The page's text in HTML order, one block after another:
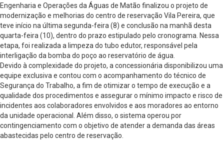
Engenharia e Operações da Águas de Matão finalizou o projeto de
modernização e melhorias do centro de reservação Vila Pereira, que
teve início na última segunda-feira (8) e conclusão na manhã desta
quarta-feira (10), dentro do prazo estipulado pelo cronograma. Nessa
etapa, foi realizada a limpeza do tubo edutor, responsável pela
interligação da bomba do poço ao reservatório de água.
Devido à complexidade do projeto, a concessionária disponibilizou uma
equipe exclusiva e contou com o acompanhamento do técnico de
Segurança do Trabalho, a fim de otimizar o tempo de execução e a
qualidade dos procedimentos e assegurar o mínimo impacto e risco de
incidentes aos colaboradores envolvidos e aos moradores ao entorno
da unidade operacional. Além disso, o sistema operou por
contingenciamento com o objetivo de atender a demanda das áreas
abastecidas pelo centro de reservação.